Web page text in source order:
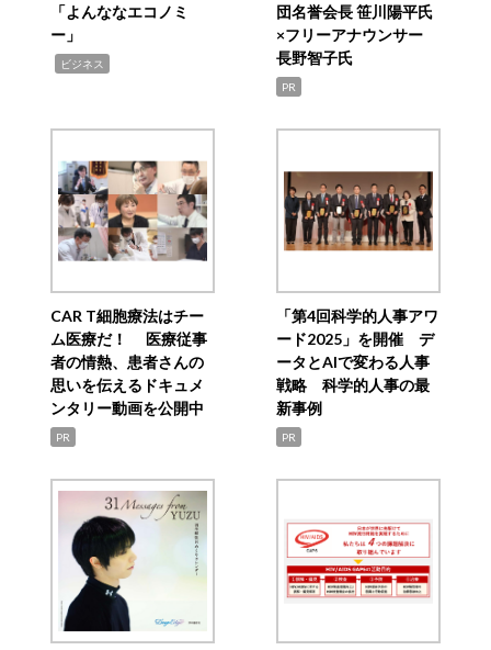
「よんななエコノミ
ー」
ビジネス
団名誉会長 笹川陽平氏
×フリーアナウンサー
長野智子氏
PR
CAR T細胞療法はチー
ム医療だ！ 医療従事
者の情熱、患者さんの
思いを伝えるドキュメ
ンタリー動画を公開中
PR
「第4回科学的人事アワ
ード2025」を開催 デ
ータとAIで変わる人事
戦略 科学的人事の最
新事例
PR